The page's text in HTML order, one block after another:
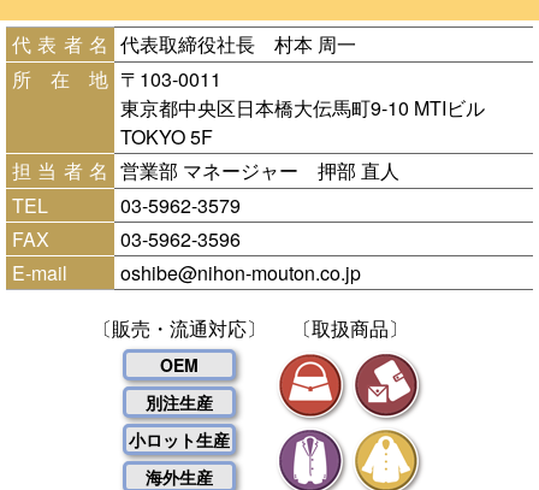
代表者名 代表取締役社長 村本 周一
所在地 〒103-0011
東京都中央区日本橋大伝馬町9-10 MTIビル
TOKYO 5F
担当者名 営業部 マネージャー 押部 直人
TEL
03-5962-3579
FAX
03-5962-3596
E-mail
oshibe@nihon-mouton.co.jp
〔販売・流通対応〕
OEM
別注生産
小ロット生産
海外生産
〔取扱商品〕